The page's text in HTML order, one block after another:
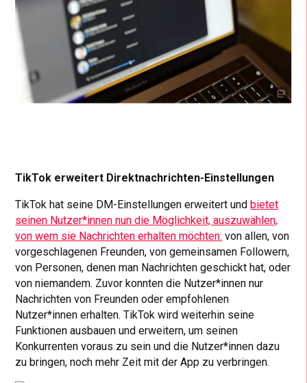
TikTok erweitert Direktnachrichten-Einstellungen
TikTok hat seine DM-Einstellungen erweitert undbietet
seinen Nutzer*innen nun die Möglichkeit, auszuwählen,
von wem sie Nachrichten erhalten möchten: von allen, von
vorgeschlagenen Freunden, von gemeinsamen Followern,
von Personen, denen man Nachrichten geschickt hat, oder
von niemandem. Zuvor konnten die Nutzer*innen nur
Nachrichten von Freunden oder empfohlenen
Nutzer*innen erhalten. TikTok wird weiterhin seine
Funktionen ausbauen und erweitern, um seinen
Konkurrenten voraus zu sein und die Nutzer*innen dazu
zu bringen, noch mehr Zeit mit der App zu verbringen.